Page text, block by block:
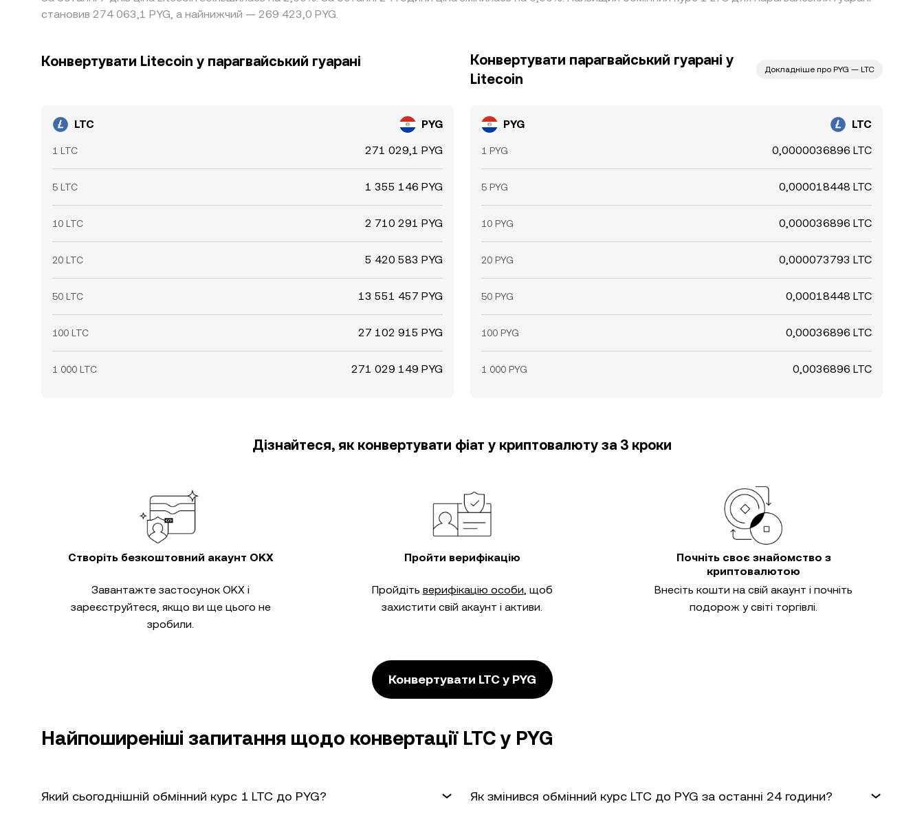
становив 274 063,1 PYG, а найнижчий — 269 423,0 PYG.
Конвертувати Litecoin у парагвайський гуарані
LTC PYG
1 LTC 271 029,1 PYG
5 LTC 1 355 146 PYG
10 LTC 2 710 291 PYG
20 LTC 5 420 583 PYG
50 LTC 13 551 457 PYG
100 LTC 27 102 915 PYG
1 000 LTC 271 029 149 PYG
Конвертувати парагвайський гуарані у
Litecoin
Докладніше про PYG — LTC
PYG LTC
1 PYG 0,0000036896 LTC
5 PYG 0,000018448 LTC
10 PYG 0,000036896 LTC
20 PYG 0,000073793 LTC
50 PYG 0,00018448 LTC
100 PYG 0,00036896 LTC
1 000 PYG 0,0036896 LTC
Дізнайтеся, як конвертувати фіат у криптовалюту за 3 кроки
Створіть безкоштовний акаунт OKX
Завантажте застосунок OKX і
зареєструйтеся, якщо ви ще цього не
зробили.
Пройти верифікацію
Пройдіть верифікацію особи, щоб
захистити свій акаунт і активи.
Почніть своє знайомство з
криптовалютою
Внесіть кошти на свій акаунт і почніть
подорож у світі торгівлі.
Конвертувати LTC у PYG
Найпоширеніші запитання щодо конвертації LTC у PYG
Який сьогоднішній обмінний курс 1 LTC до PYG? Як змінився обмінний курс LTC до PYG за останні 24 години?